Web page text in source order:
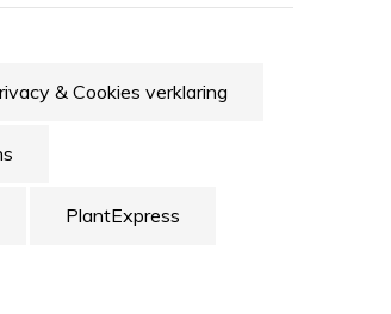
& Cookies verklaring
PlantExpress